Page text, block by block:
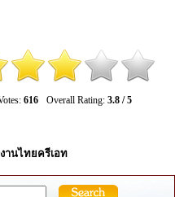
616 Overall Rating: 3.8 / 5
านไทยครีเอท